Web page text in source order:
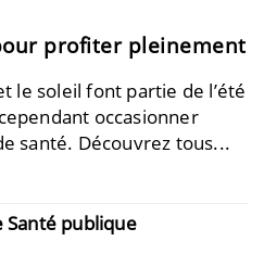
profiter pleinement
le soleil font partie de l’été
occasionner
santé. Découvrez tous...
Santé publique